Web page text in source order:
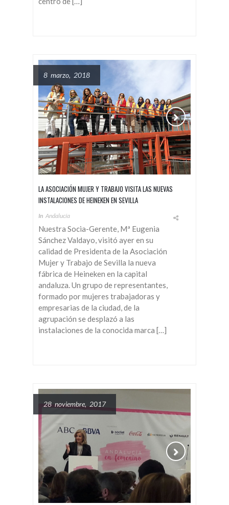
8 marzo, 2018
LA ASOCIACIÓN MUJER Y TRABAJO VISITA LAS NUEVAS
INSTALACIONES DE HEINEKEN EN SEVILLA
In Andalucía
Nuestra Socia-Gerente, Mª Eugenia
Sánchez Valdayo, visitó ayer en su
calidad de Presidenta de la Asociación
Mujer y Trabajo de Sevilla la nueva
fábrica de Heineken en la capital
andaluza. Un grupo de representantes,
formado por mujeres trabajadoras y
empresarias de la ciudad, de la
agrupación se desplazó a las
instalaciones de la conocida marca […]
28 noviembre, 2017